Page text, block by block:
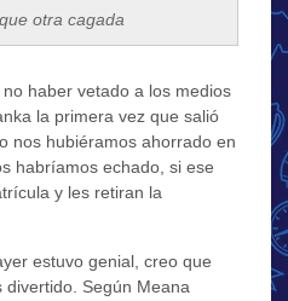
otra cagada
haber vetado a los medios
la primera vez que salió
nos hubiéramos ahorrado en
habríamos echado, si ese
y les retiran la
estuvo genial, creo que
Según Meana